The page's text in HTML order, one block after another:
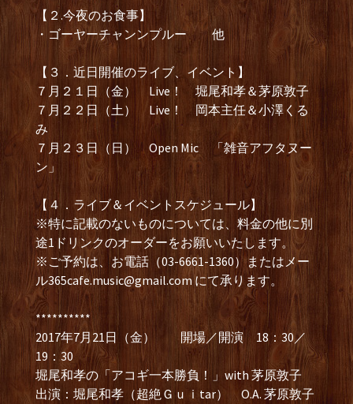
【２.今夜のお食事】
・ゴーヤーチャンンプルー 他
【３．近日開催のライブ、イベント】
７月２１日（金） Live！ 堀尾和孝＆茅原敦子
７月２２日（土） Live！ 岡本主任＆小澤くる
み
７月２３日（日） Open Mic 「雑音アフタヌー
ン」
【４．ライブ＆イベントスケジュール】
※特に記載のないものについては、料金の他に別
途1ドリンクのオーダーをお願いいたします。
※ご予約は、お電話（03-6661-1360）またはメー
ル365cafe.music@gmail.com にて承ります。
**********
2017年7月21日（金） 開場／開演 18：30／
19：30
堀尾和孝の「アコギ一本勝負！」with 茅原敦子
出演：堀尾和孝（超絶Ｇｕｉtar） O.A. 茅原敦子